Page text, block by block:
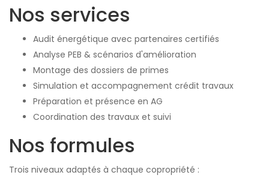
Nos services
Audit énergétique avec partenaires certifiés
Analyse PEB & scénarios d'amélioration
Montage des dossiers de primes
Simulation et accompagnement crédit travaux
Préparation et présence en AG
Coordination des travaux et suivi
Nos formules
Trois niveaux adaptés à chaque copropriété :